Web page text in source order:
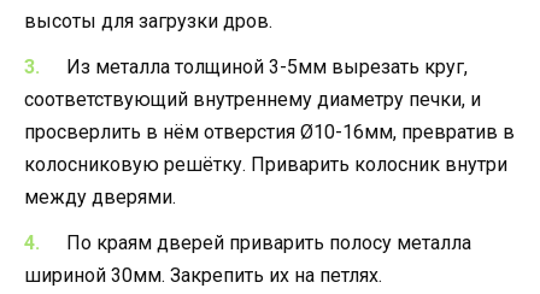
высоты для загрузки дров.
Из металла толщиной 3-5мм вырезать круг,
соответствующий внутреннему диаметру печки, и
просверлить в нём отверстия Ø10-16мм, превратив в
колосниковую решётку. Приварить колосник внутри
между дверями.
По краям дверей приварить полосу металла
шириной 30мм. Закрепить их на петлях.